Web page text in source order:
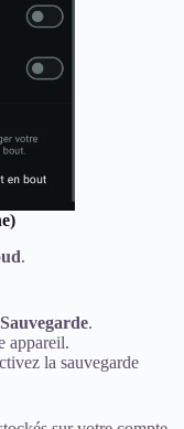
.
.
appareil.
la sauvegarde